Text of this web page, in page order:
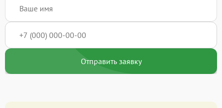
Отправить заявку